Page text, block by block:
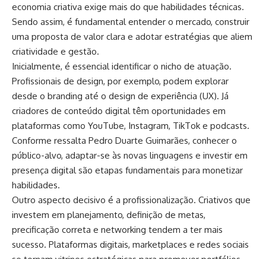
economia criativa exige mais do que habilidades técnicas.
Sendo assim, é fundamental entender o mercado, construir
uma proposta de valor clara e adotar estratégias que aliem
criatividade e gestão.
Inicialmente, é essencial identificar o nicho de atuação.
Profissionais de design, por exemplo, podem explorar
desde o branding até o design de experiência (UX). Já
criadores de conteúdo digital têm oportunidades em
plataformas como YouTube, Instagram, TikTok e podcasts.
Conforme ressalta Pedro Duarte Guimarães, conhecer o
público-alvo, adaptar-se às novas linguagens e investir em
presença digital são etapas fundamentais para monetizar
habilidades.
Outro aspecto decisivo é a profissionalização. Criativos que
investem em planejamento, definição de metas,
precificação correta e networking tendem a ter mais
sucesso. Plataformas digitais, marketplaces e redes sociais